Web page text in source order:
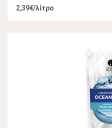
2,39€/λίτρο